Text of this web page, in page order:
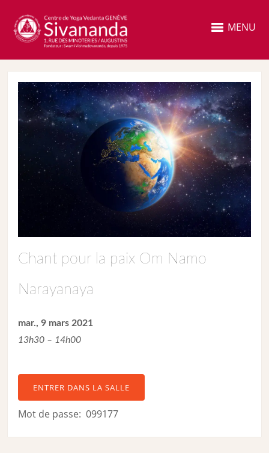
MENU
Chant pour la paix Om Namo
Narayanaya
mar., 9 mars 2021
13h30 – 14h00
ENTRER DANS LA SALLE
Mot de passe: 099177